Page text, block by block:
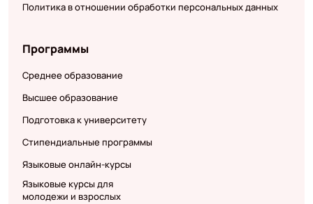
Политика в отношении обработки персональных данных
Программы
Среднее образование
Высшее образование
Подготовка к университету
Стипендиальные программы
Языковые онлайн-курсы
Языковые курсы для
молодежи и взрослых